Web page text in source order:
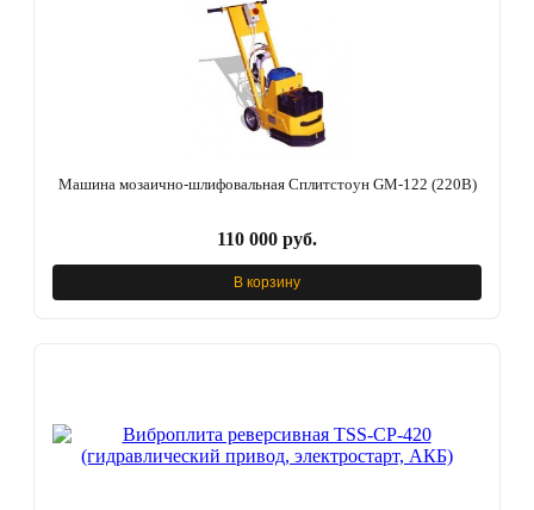
Машина мозаично-шлифовальная Сплитстоун GM-122 (220В)
110 000 руб.
В корзину